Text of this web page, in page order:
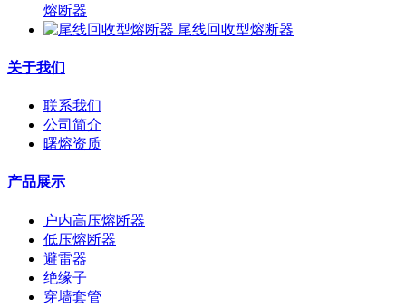
熔断器
尾线回收型熔断器
关于我们
联系我们
公司简介
曙熔资质
产品展示
户内高压熔断器
低压熔断器
避雷器
绝缘子
穿墙套管